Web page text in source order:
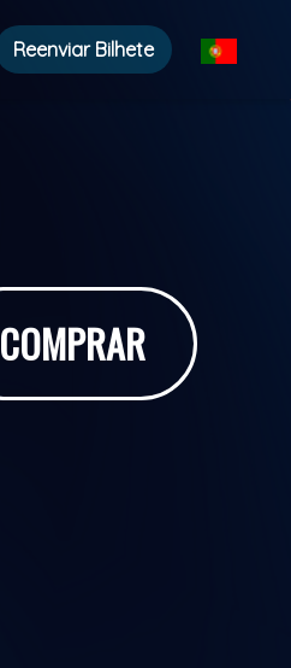
Reenviar Bilhete
COMPRAR